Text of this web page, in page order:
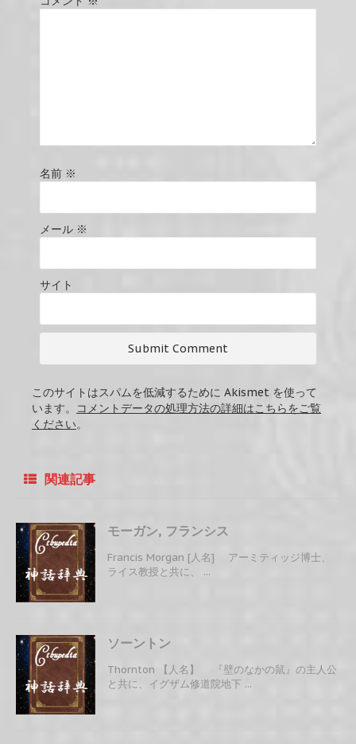
名前 ※
メール ※
サイト
このサイトはスパムを低減するために Akismet を使って
います。
コメントデータの処理方法の詳細はこちらをご覧
ください。
関連記事
モーガン, フランシス
Francis Morgan [人名] アーミティッジ博士、
ライス教授と共に、 ...
ソーントン
Thornton 【人名】 『壁のなかの鼠』の主人公
と共に、イグザム修道院地下 ...